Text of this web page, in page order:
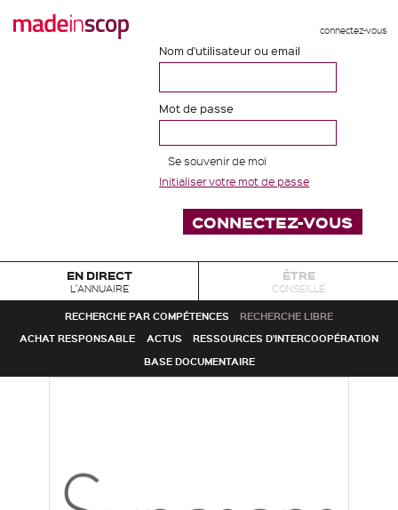
connectez-vous
Nom d'utilisateur ou email
Mot de passe
Se souvenir de moi
Initialiser votre mot de passe
EN DIRECT
L'ANNUAIRE
ÊTRE
CONSEILLÉ
RECHERCHE PAR COMPÉTENCES
RECHERCHE LIBRE
ACHAT RESPONSABLE
ACTUS
RESSOURCES D'INTERCOOPÉRATION
BASE DOCUMENTAIRE